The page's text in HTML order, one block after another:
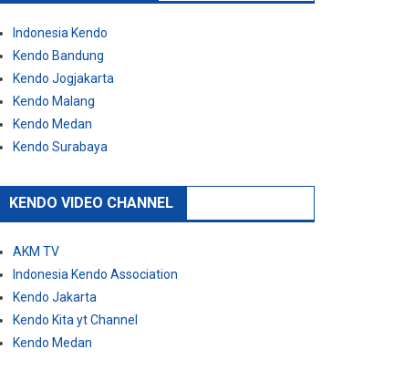
Indonesia Kendo
Kendo Bandung
Kendo Jogjakarta
Kendo Malang
Kendo Medan
Kendo Surabaya
KENDO VIDEO CHANNEL
AKM TV
Indonesia Kendo Association
Kendo Jakarta
Kendo Kita yt Channel
Kendo Medan